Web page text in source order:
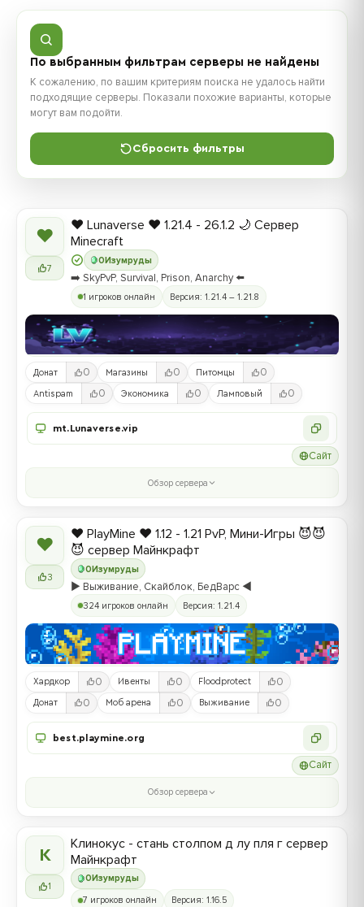
По выбранным фильтрам серверы не найдены
К сожалению, по вашим критериям поиска не удалось найти
подходящие серверы. Показали похожие варианты, которые
могут вам подойти.
Сбросить фильтры
❤
7
0Изумруды
❤️ Lunaverse ❤️ 1.21.4 - 26.1.2 🌙 Сервер
Minecraft
➡️ SkyPvP, Survival, Prison, Anarchy ⬅️
1 игроков онлайн Версия: 1.21.4 – 1.21.8
Донат 0 Магазины 0 Питомцы 0
Antispam 0 Экономика 0 Ламповый 0
mt.Lunaverse.vip
Сайт
Обзор сервера
❤
3
0Изумруды
❤️ PlayMine ❤️ 1.12 - 1.21 PvP, Мини-Игры 😈😈
😈 сервер Майнкрафт
▶️ Выживание, Скайблок, БедВарс ◀️
324 игроков онлайн Версия: 1.21.4
Хардкор 0 Ивенты 0 Floodprotect 0
Донат 0 Моб арена 0 Выживание 0
best.playmine.org
Сайт
Обзор сервера
К
1
0 Изумруды
Клинокус - стань столпом д лу пля г сервер
Майнкрафт
7 игроков онлайн Версия: 1.16.5